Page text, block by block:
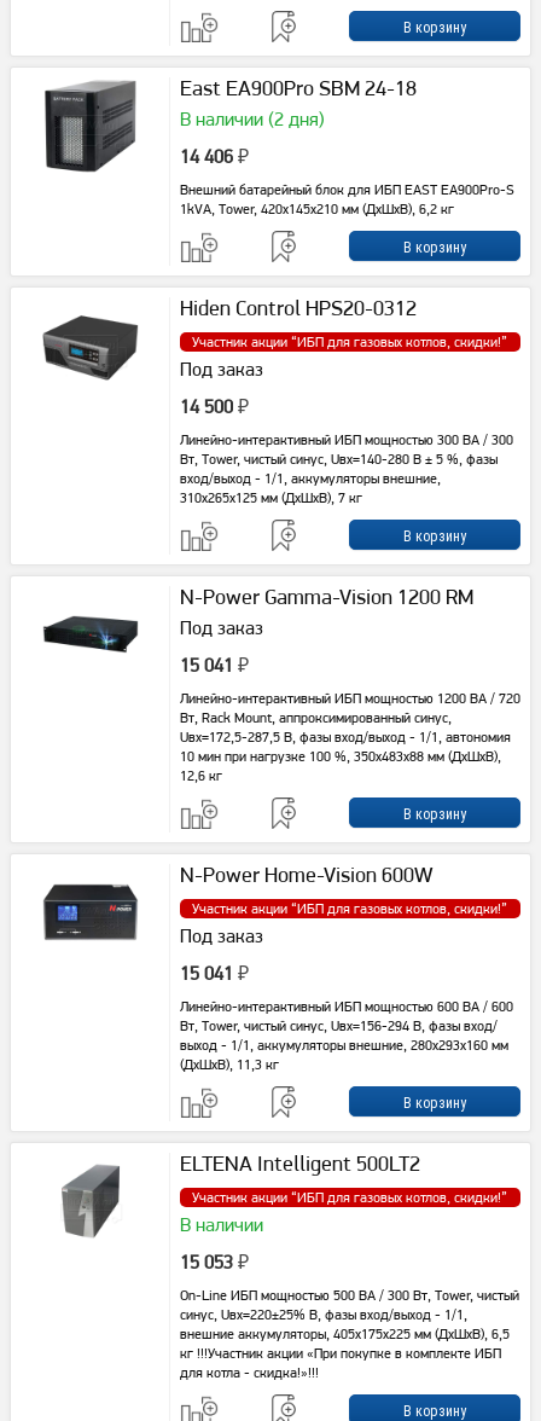
East EA900Pro SBM 24-18
В наличии (2 дня)
14 406 ₽
Внешний батарейный блок для ИБП EAST EA900Pro-S
1kVA, Tower, 420x145x210 мм (ДxШxВ), 6,2 кг
Hiden Control HPS20-0312
Участник акции “ИБП для газовых котлов, скидки!”
Под заказ
14 500 ₽
Линейно-интерактивный ИБП мощностью 300 ВА / 300
Вт, Tower, чистый синус, Uвх=140-280 В ± 5 %, фазы
вход/выход - 1/1, аккумуляторы внешние,
310х265х125 мм (ДхШхВ), 7 кг
N-Power Gamma-Vision 1200 RM
Под заказ
15 041 ₽
Линейно-интерактивный ИБП мощностью 1200 ВА / 720
Вт, Rack Mount, аппроксимированный синус,
Uвх=172,5-287,5 В, фазы вход/выход - 1/1, автономия
10 мин при нагрузке 100 %, 350х483х88 мм (ДхШхВ),
12,6 кг
N-Power Home-Vision 600W
Участник акции “ИБП для газовых котлов, скидки!”
Под заказ
15 041 ₽
Линейно-интерактивный ИБП мощностью 600 ВА / 600
Вт, Tower, чистый синус, Uвх=156-294 В, фазы вход/
выход - 1/1, аккумуляторы внешние, 280x293x160 мм
(ДхШхВ), 11,3 кг
ELTENA Intelligent 500LT2
Участник акции “ИБП для газовых котлов, скидки!”
В наличии
15 053 ₽
On-Line ИБП мощностью 500 ВА / 300 Вт, Tower, чистый
синус, Uвх=220±25% В, фазы вход/выход - 1/1,
внешние аккумуляторы, 405x175x225 мм (ДхШхВ), 6,5
кг !!!Участник акции «При покупке в комплекте ИБП
для котла - скидка!»!!!